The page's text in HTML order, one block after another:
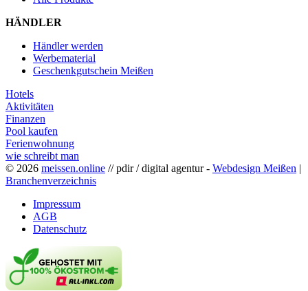
HÄNDLER
Händler werden
Werbematerial
Geschenkgutschein Meißen
Hotels
Aktivitäten
Finanzen
Pool kaufen
Ferienwohnung
wie schreibt man
© 2026 meissen.online // pdir / digital agentur - Webdesign Meißen |
Branchenverzeichnis
Impressum
AGB
Datenschutz